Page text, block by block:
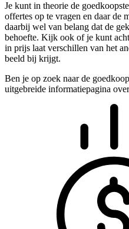
Je kunt in theorie de
offertes op te vragen en daar de
daarbij wel van belang dat de
behoefte. Kijk ook of je kunt
in prijs laat verschillen van het
beeld bij krijgt.
Ben je op zoek naar de
uitgebreide informatiepagina